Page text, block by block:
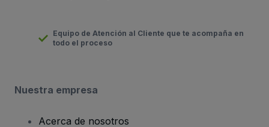
Equipo de Atención al Cliente que te acompaña en
todo el proceso
Nuestra empresa
Acerca de nosotros